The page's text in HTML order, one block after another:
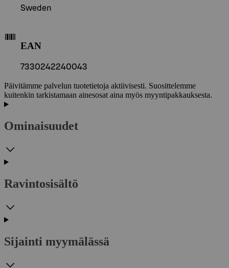
Sweden
EAN
7330242240043
Päivitämme palvelun tuotetietoja aktiivisesti. Suosittelemme
kuitenkin tarkistamaan ainesosat aina myös myyntipakkauksesta.
Ominaisuudet
Ravintosisältö
Sijainti myymälässä